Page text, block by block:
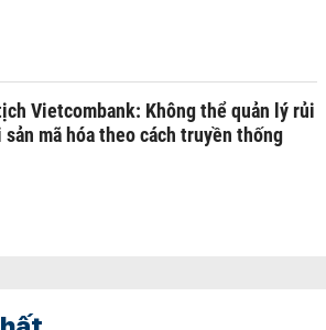
Vietcombank: Không thể quản lý rủi
sản mã hóa theo cách truyền thống